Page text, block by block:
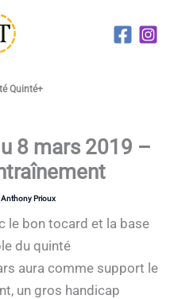
Quinté+
8 mars 2019 –
Anthony Prioux
le bon tocard et la base
du quinté
aura comme support le
un gros handicap